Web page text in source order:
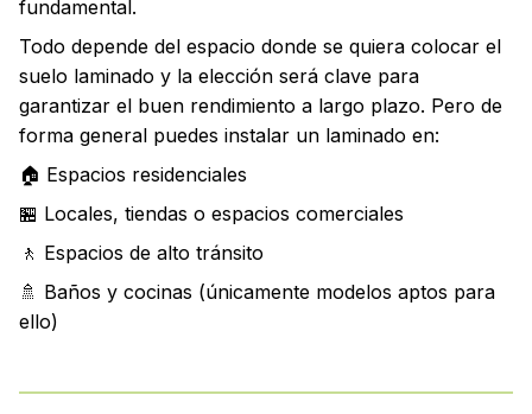
fundamental.
Todo depende del espacio donde se quiera colocar el
suelo laminado y la elección será clave para
garantizar el buen rendimiento a largo plazo. Pero de
forma general puedes instalar un laminado en:
🏠 Espacios residenciales
🏪 Locales, tiendas o espacios comerciales
🚶 Espacios de alto tránsito
🚿 Baños y cocinas (únicamente modelos aptos para
ello)